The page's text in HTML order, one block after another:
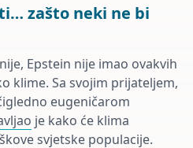
zašto neki ne bi
Epstein nije imao ovakvih
klime. Sa svojim prijateljem,
eugeničarom
je kako će klima
svjetske populacije.